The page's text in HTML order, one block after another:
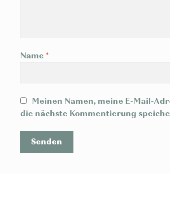
Name *
Meinen Namen, meine E-Mail-
die nächste Kommentierung